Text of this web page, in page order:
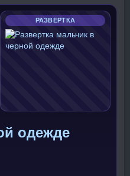
РАЗВЕРТКА
одежде